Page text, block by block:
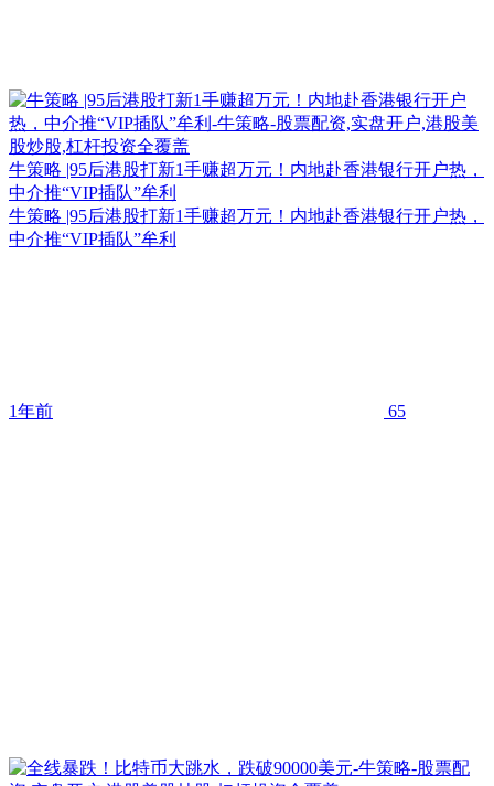
牛策略 |95后港股打新1手赚超万元！内地赴香港银行开户热，
中介推“VIP插队”牟利
牛策略 |95后港股打新1手赚超万元！内地赴香港银行开户热，
中介推“VIP插队”牟利
1年前 65